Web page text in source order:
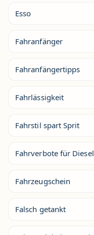
Esso
Fahranfänger
Fahranfängertipps
Fahrlässigkeit
Fahrstil spart Sprit
Fahrverbote für Diesel
Fahrzeugschein
Falsch getankt